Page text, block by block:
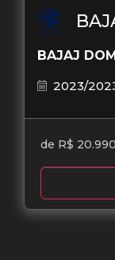
BAJAJ
2023/
de R$ 20.990